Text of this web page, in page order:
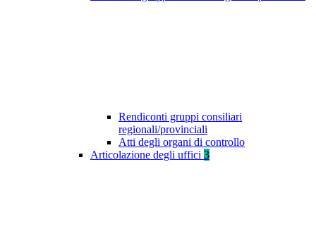
Rendiconti gruppi consiliari
regionali/provinciali
Atti degli organi di controllo
Articolazione degli uffici 3